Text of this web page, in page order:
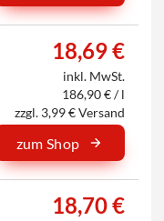
18,69 €
inkl. MwSt.
186,90 € / l
zzgl. 3,99 € Versand
zum Shop
18,70 €